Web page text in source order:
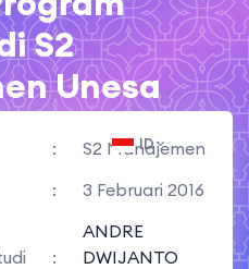
S2
Unesa
:
S2 Manajemen
: 3 Februari 2016
:
ANDRE
DWIJANTO
ID